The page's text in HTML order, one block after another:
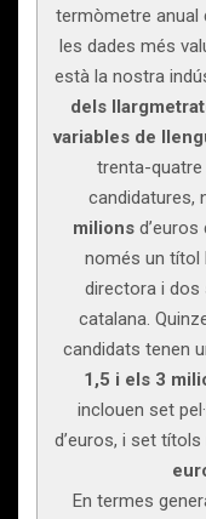
termòmetre anual
les dades més
està la nostra
dels
variables de
trenta-
candidatures,
milions
només un títol
directora i dos
catalana.
candidats tenen
1,5 i els 3
inclouen set
d’euros, i set
En termes